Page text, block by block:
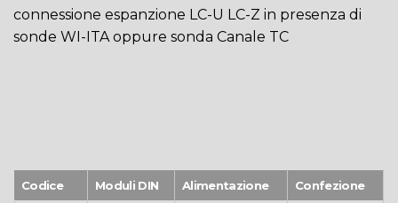
connessione espanzione LC-U LC-Z in presenza di
sonde WI-ITA oppure sonda Canale TC
Codice Moduli DIN Alimentazione Confezione